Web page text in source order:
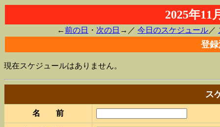
2025年
←前の日 ・ 次の日 →／ 今日のスケジュール ／
登
現在スケジュールはありません。
ス
名 前